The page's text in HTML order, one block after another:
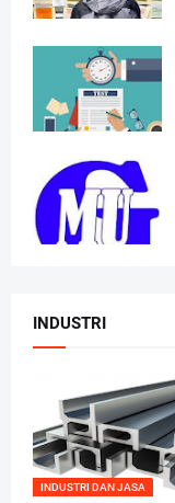
INDUSTRI
INDUSTRI DAN JASA